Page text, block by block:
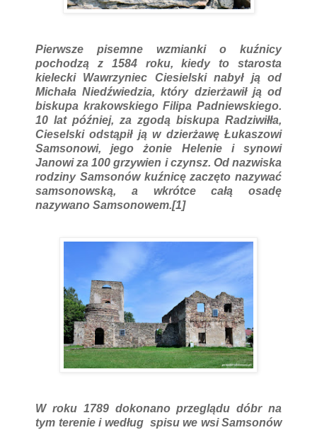
Pierwsze pisemne wzmianki o kuźnicy
pochodzą z 1584 roku, kiedy to starosta
kielecki Wawrzyniec Ciesielski nabył ją od
Michała Niedźwiedzia, który dzierżawił ją od
biskupa krakowskiego Filipa Padniewskiego.
10 lat później, za zgodą biskupa Radziwiłła,
Cieselski odstąpił ją w dzierżawę Łukaszowi
Samsonowi, jego żonie Helenie i synowi
Janowi za 100 grzywien i czynsz. Od nazwiska
rodziny Samsonów kuźnicę zaczęto nazywać
samsonowską, a wkrótce całą osadę
nazywano Samsonowem.[1]
W roku 1789 dokonano przeglądu dóbr na
tym terenie i według spisu we wsi Samsonów